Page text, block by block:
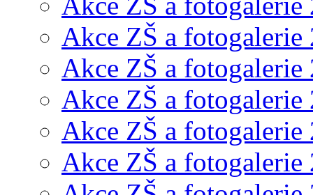
Akce ZŠ a fotogalerie
Akce ZŠ a fotogalerie
Akce ZŠ a fotogalerie
Akce ZŠ a fotogalerie
Akce ZŠ a fotogalerie